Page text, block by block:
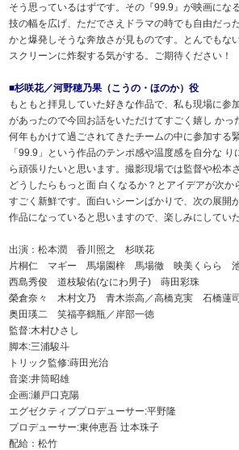
そう思っているはずです。その『99.9』が映画にな
技の幅を広げ、ただでさえドラマの時でも自由だっ
かと爆発しそうな奔放さが見ものです。とんでもな
スクリーンに炸裂する気がする。ご期待ください！
■杉咲花／河野穂乃果（こうの・ほのか）役
もともと拝見していた好きな作品で、私も現場に参
があったので今回お話をいただけてすごく嬉し かっ
何年もかけて過ごされてきたチームの中に参加する
「99.9」という作品のテンポ感や温度感を自分な
ら頑張りたいと思います。撮影現場では監督や松本
どうしたらもっと面 白くなるか？とアイデアが次
すごく新鮮です。面白いシーンばかりで、次の展開
作品になっていると思いますので、楽しみにしてい
出演：松本潤 香川照之 杉咲花
片桐仁 マギー 馬場園梓 馬場徹 映美くらら
西島秀俊 道枝駿佑(なにわ男子) 蒔田彩珠
榮倉奈々 木村文乃 青木崇高／高橋克実 石橋蓮司
奥田瑛二 笑福亭鶴瓶／岸部一徳
監督:木村ひさし
脚本:三浦駿斗
トリック監修:蒔田光治
音楽:井筒昭雄
企画:瀬戸口克陽
エグゼクティブプロデューサー:平野隆
プロデューサー:東仲恵吾 辻本珠子
配給：松竹